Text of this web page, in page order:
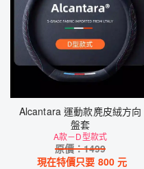
Alcantara 運動款麂皮絨方向
盤套
A款－D型款式
原價：1499
現在特價只要 800 元